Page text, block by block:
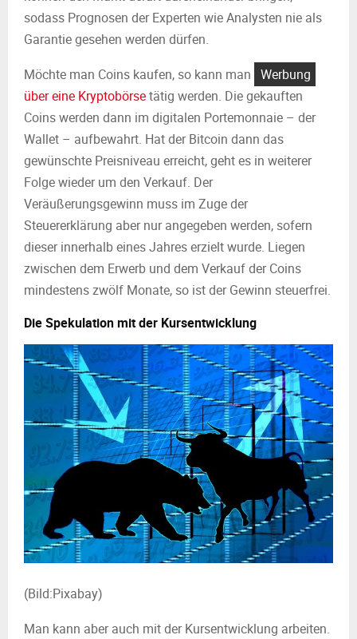
sodass Prognosen der Experten wie Analysten nie als
Garantie gesehen werden dürfen.
Möchte man Coins kaufen, so kann man Werbung
über eine Kryptobörsetätig werden. Die gekauften
Coins werden dann im digitalen Portemonnaie – der
Wallet – aufbewahrt. Hat der Bitcoin dann das
gewünschte Preisniveau erreicht, geht es in weiterer
Folge wieder um den Verkauf. Der
Veräußerungsgewinn muss im Zuge der
Steuererklärung aber nur angegeben werden, sofern
dieser innerhalb eines Jahres erzielt wurde. Liegen
zwischen dem Erwerb und dem Verkauf der Coins
mindestens zwölf Monate, so ist der Gewinn steuerfrei.
Die Spekulation mit der Kursentwicklung
(Bild:Pixabay)
Man kann aber auch mit der Kursentwicklung arbeiten.